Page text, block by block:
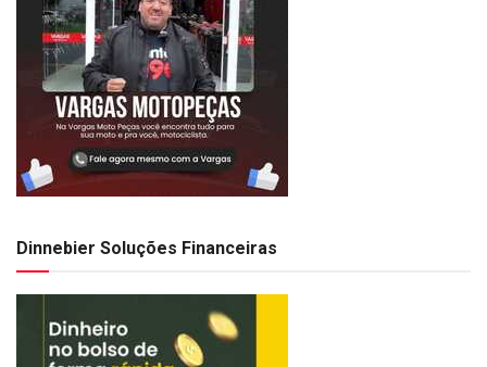
Dinnebier Soluções Financeiras